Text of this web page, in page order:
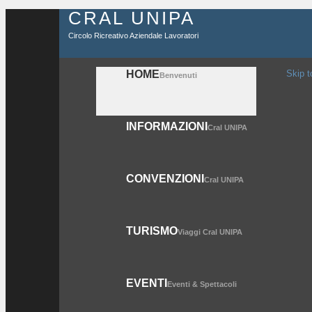
CRAL UNIPA
Circolo Ricreativo Aziendale Lavoratori
HOMEBenvenuti
INFORMAZIONICral UNIPA
CONVENZIONICral UNIPA
TURISMOViaggi Cral UNIPA
EVENTIEventi & Spettacoli
Skip